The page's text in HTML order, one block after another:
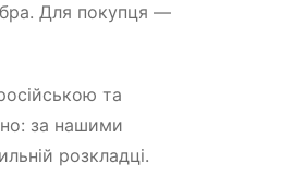
Для покупця —
та
за нашими
розкладці.